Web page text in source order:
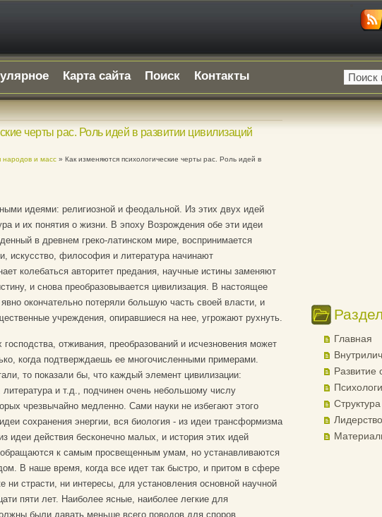
Карта сайта Поиск Контакты
черты рас. Роль идей в развитии цивилизаций
народов и масс» Как изменяются психологические черты рас. Роль идей в
идеями: религиозной и феодальной. Из этих двух идей
и их понятия о жизни. В эпоху Возрождения обе эти идеи
в древнем греко-латинском мире, воспринимается
искусство, философия и литература начинают
колебаться авторитет предания, научные истины заменяют
и снова преобразовывается цивилизация. В настоящее
окончательно потеряли большую часть своей власти, и
учреждения, опиравшиеся на нее, угрожают рухнуть.
отживания, преобразований и исчезновения может
когда подтверждаешь ее многочисленными примерами.
то показали бы, что каждый элемент цивилизации:
и т.д., подчинен очень небольшому числу
чрезвычайно медленно. Сами науки не избегают этого
сохранения энергии, вся биология - из идеи трансформизма
идеи действия бесконечно малых, и история этих идей
обращаются к самым просвещенным умам, но устанавливаются
В наше время, когда все идет так быстро, и притом в сфере
ни страсти, ни интересы, для установления основной научной
пяти лет. Наиболее ясные, наиболее легкие для
были давать меньше всего поводов для споров
Главная
Развитие
Лидерство